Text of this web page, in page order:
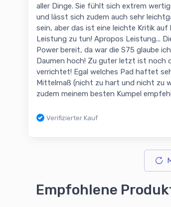
aller Dinge. Sie fühlt sich extrem
und lässt sich zudem auch sehr
sein, aber das ist eine leichte Kritik
Leistung zu tun! Apropos Leistung...
Power bereit, da war die S75 glaube
Daumen hoch! Zu guter letzt ist noch
verrichtet! Egal welches Pad haftet
Mittelmaß (nicht zu hart und nicht zu
zudem meinem besten Kumpel
Verifizierter Kauf
Empfohlene